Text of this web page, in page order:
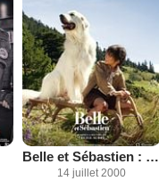
Belle et Sébastien : L'aventure continue
14 juillet 2000